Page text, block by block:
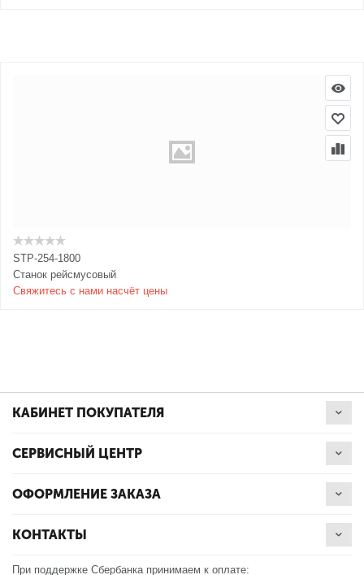
STP-254-1800
Станок рейсмусовый
Свяжитесь с нами насчёт цены
КАБИНЕТ ПОКУПАТЕЛЯ
СЕРВИСНЫЙ ЦЕНТР
ОФОРМЛЕНИЕ ЗАКАЗА
КОНТАКТЫ
При поддержке Сбербанка принимаем к оплате: